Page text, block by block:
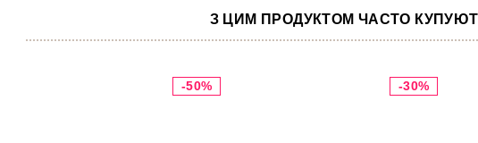
З ЦИМ ПРОДУКТОМ ЧАСТО
-50% -30%